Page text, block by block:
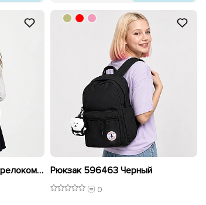
Рюкзак для девушки с брелоком 596512 Черная Рюкзак 596463 Черный
0